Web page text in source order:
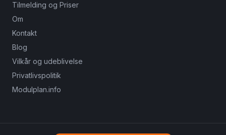
Tilmelding og Priser
Om
Kontakt
Blog
Vilkår og udeblivelse
Privatlivspolitik
Modulplan.info